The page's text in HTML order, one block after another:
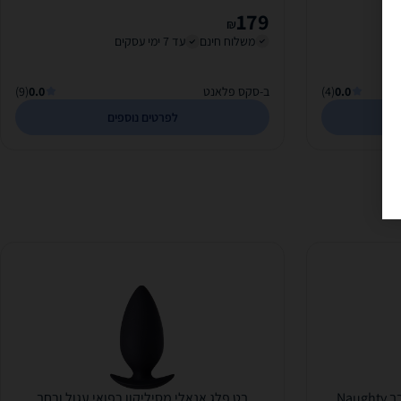
0.0
(4)
179
₪
משלוח חינם
עד 7 ימי עסקים
ב-סקס פלאנט 0.0
(9)
לפרטים נוספים